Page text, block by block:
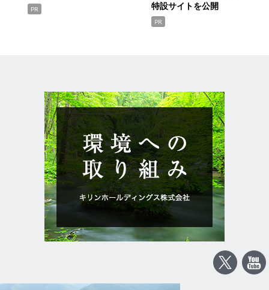
PR
特設サイトを公開
PR